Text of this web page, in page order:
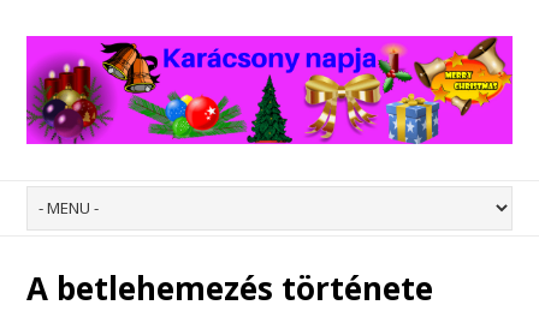
A betlehemezés története